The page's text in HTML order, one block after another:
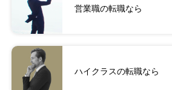
営業職の転職なら
ハイクラスの転職なら